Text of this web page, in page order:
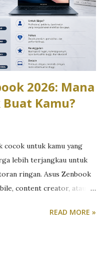
Meski
tetap mempertahankan
Z Fold8 menggunakan
7,6 inci dengan resolusi
adaptif hingga 120Hz,
2026: Mana
Kamu?
cocok untuk kamu yang
lebih terjangkau untuk
ringan. Asus Zenbook
content creator, atau
Vivobook vs Zenbook
READ MORE »